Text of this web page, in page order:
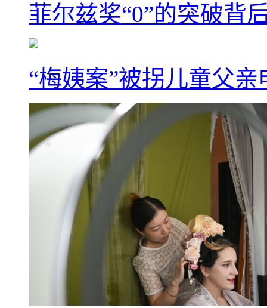
菲尔兹奖“0”的突破背
“梅姨案”被拐儿童父